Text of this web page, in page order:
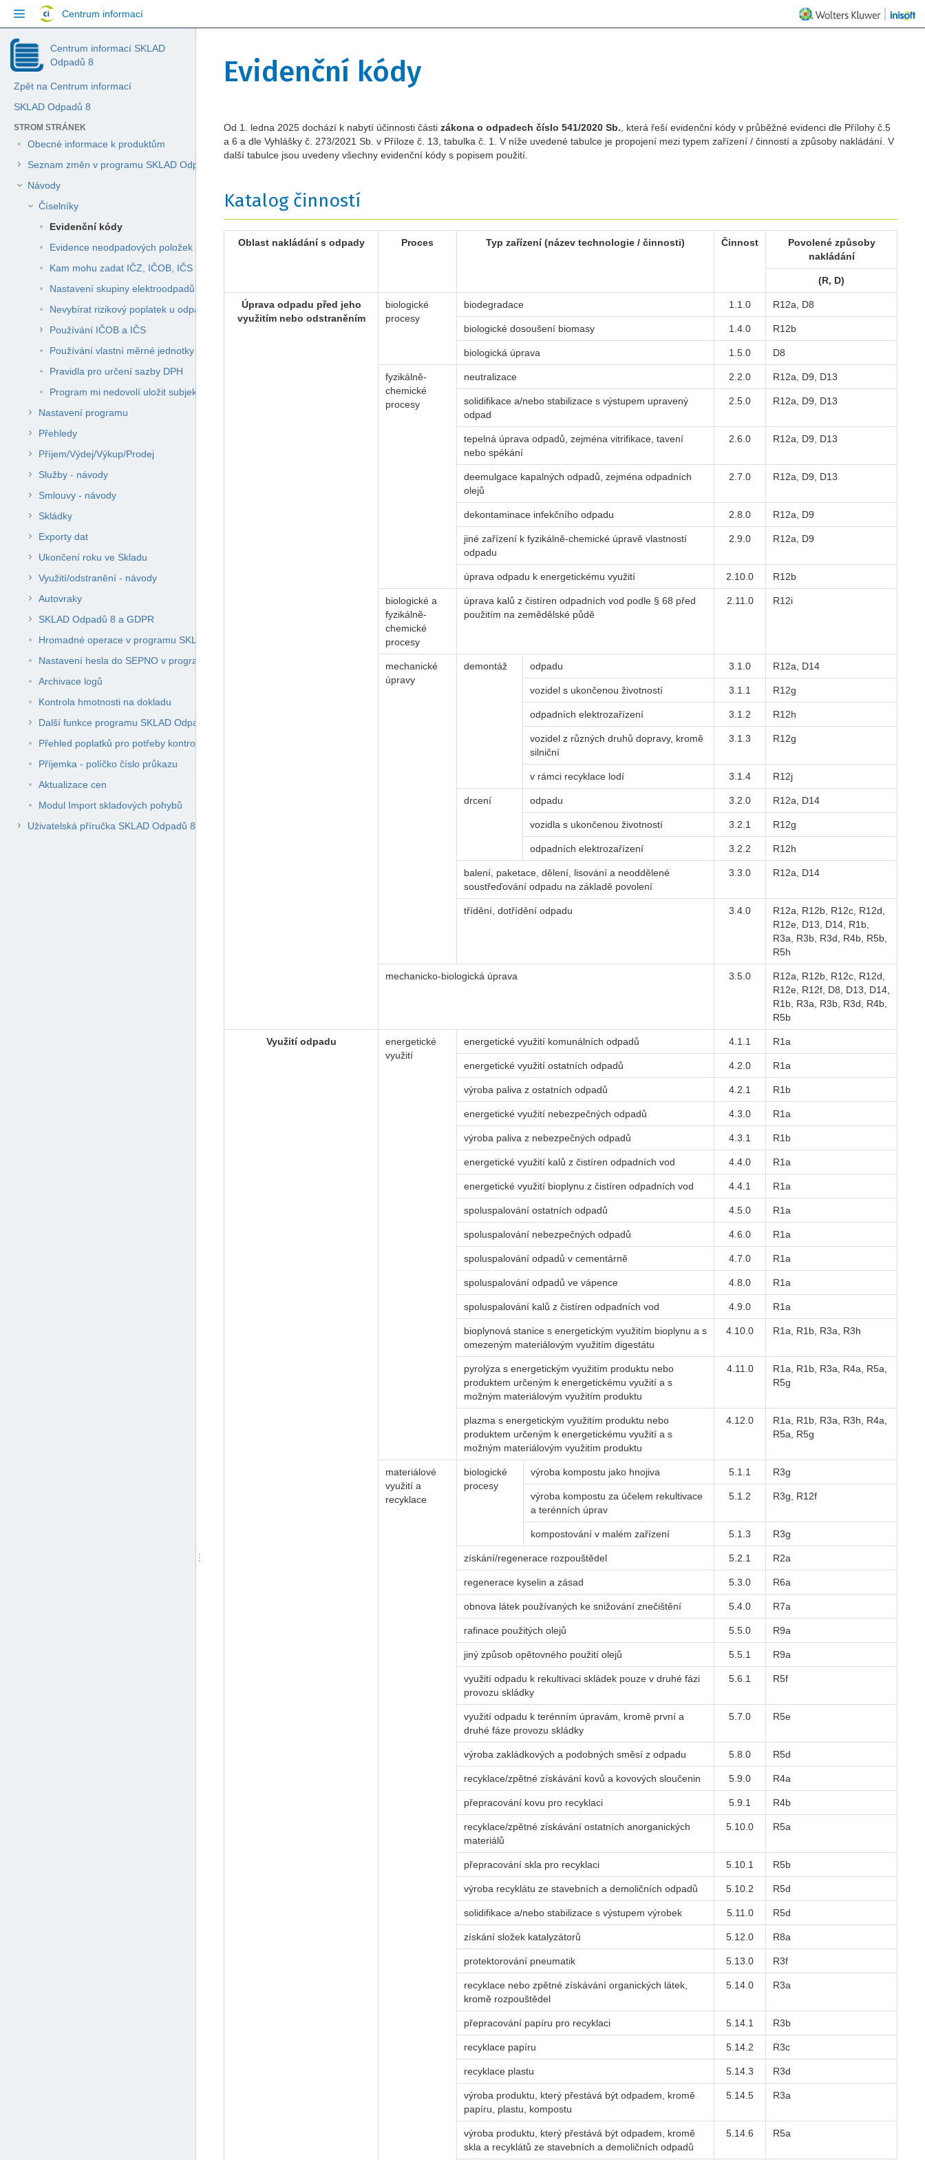
Skip
breadcrumbs
Přejít
menu
Přejít
Centrum informací
Centrum informací SKLAD
Odpadů 8
Zpět na Centrum informací
SKLAD Odpadů 8
STROM STRÁNEK
Obecné informace k produktům
Seznam změn v programu SKLAD Odpadů 8
Návody
Číselníky
Evidenční kódy
Evidence neodpadových položek
Kam mohu zadat IČZ, IČOB, IČS či IČP a kde všude se budou používat?
Nastavení skupiny elektroodpadů dle platné legislativy
Nevybírat rizikový poplatek u odpadů z azbestu
Používání IČOB a IČS
Používání vlastní měrné jednotky
Pravidla pro určení sazby DPH
Program mi nedovolí uložit subjekt bez vyplněného DIČ.
Nastavení programu
Přehledy
Příjem/Výdej/Výkup/Prodej
Služby - návody
Smlouvy - návody
Skládky
Exporty dat
Ukončení roku ve Skladu
Využití/odstranění - návody
Autovraky
SKLAD Odpadů 8 a GDPR
Hromadné operace v programu SKLAD Odpadů 8
Nastavení hesla do SEPNO v programu SKLAD Odpadů 8
Archivace logů
Kontrola hmotnosti na dokladu
Další funkce programu SKLAD Odpadů 8
Přehled poplatků pro potřeby kontroly SFŽP
Příjemka - políčko číslo průkazu
Aktualizace cen
Modul Import skladových pohybů
Uživatelská příručka SKLAD Odpadů 8
konec
banneru
začátek
banneru
Evidenční kódy
Přejít
na
konec
Přejít
na
začátek
Od 1. ledna 2025 dochází k nabytí účinnosti části zákona o odpadech číslo 541/2020 Sb. , která řeší evidenční kódy v průběžné evidenci dle Přílohy č.5
a 6 a dle Vyhlášky č. 273/2021 Sb. v Příloze č. 13, tabulka č. 1. V níže uvedené tabulce je propojení mezi typem zařízení / činností a způsoby nakládání. V
další tabulce jsou uvedeny všechny evidenční kódy s popisem použití.
Katalog činností
Oblast nakládání s odpady Proces Typ zařízení (název technologie / činnosti) Činnost
Povolené způsoby
nakládání
(R, D)
Úprava odpadu před jeho
využitím nebo odstraněním
biologické
procesy
biodegradace 1.1.0 R12a, D8
biologické dosoušení biomasy 1.4.0 R12b
biologická úprava 1.5.0 D8
fyzikálně-
chemické
procesy
neutralizace 2.2.0 R12a, D9, D13
solidifikace a/nebo stabilizace s výstupem upravený
odpad
2.5.0 R12a, D9, D13
tepelná úprava odpadů, zejména vitrifikace, tavení
nebo spékání
2.6.0 R12a, D9, D13
deemulgace kapalných odpadů, zejména odpadních
olejů
2.7.0 R12a, D9, D13
dekontaminace infekčního odpadu 2.8.0 R12a, D9
jiné zařízení k fyzikálně-chemické úpravě vlastností
odpadu
2.9.0 R12a, D9
úprava odpadu k energetickému využití 2.10.0 R12b
biologické a
fyzikálně-
chemické
procesy
úprava kalů z čistíren odpadních vod podle § 68 před
použitím na zemědělské půdě
2.11.0 R12i
mechanické
úpravy
demontáž odpadu 3.1.0 R12a, D14
vozidel s ukončenou životností 3.1.1 R12g
odpadních elektrozařízení 3.1.2 R12h
vozidel z různých druhů dopravy, kromě
silniční
3.1.3 R12g
v rámci recyklace lodí 3.1.4 R12j
drcení odpadu 3.2.0 R12a, D14
vozidla s ukončenou životností 3.2.1 R12g
odpadních elektrozařízení 3.2.2 R12h
balení, paketace, dělení, lisování a neoddělené
soustřeďování odpadu na základě povolení
3.3.0 R12a, D14
třídění, dotřídění odpadu 3.4.0
R12a, R12b, R12c, R12d,
R12e, D13, D14, R1b,
R3a, R3b, R3d, R4b, R5b,
R5h
mechanicko-biologická úprava 3.5.0
R12a, R12b, R12c, R12d,
R12e, R12f, D8, D13, D14,
R1b, R3a, R3b, R3d, R4b,
R5b
Využití odpadu
energetické
využití
energetické využití komunálních odpadů 4.1.1 R1a
energetické využití ostatních odpadů 4.2.0 R1a
výroba paliva z ostatních odpadů 4.2.1 R1b
energetické využití nebezpečných odpadů 4.3.0 R1a
výroba paliva z nebezpečných odpadů 4.3.1 R1b
energetické využití kalů z čistíren odpadních vod 4.4.0 R1a
energetické využití bioplynu z čistíren odpadních vod 4.4.1 R1a
spoluspalování ostatních odpadů 4.5.0 R1a
spoluspalování nebezpečných odpadů 4.6.0 R1a
spoluspalování odpadů v cementárně 4.7.0 R1a
spoluspalování odpadů ve vápence 4.8.0 R1a
spoluspalování kalů z čistíren odpadních vod 4.9.0 R1a
bioplynová stanice s energetickým využitím bioplynu a s
omezeným materiálovým využitím digestátu
4.10.0 R1a, R1b, R3a, R3h
pyrolýza s energetickým využitím produktu nebo
produktem určeným k energetickému využití a s
možným materiálovým využitím produktu
4.11.0
R1a, R1b, R3a, R4a, R5a,
R5g
plazma s energetickým využitím produktu nebo
produktem určeným k energetickému využití a s
možným materiálovým využitím produktu
4.12.0
R1a, R1b, R3a, R3h, R4a,
R5a, R5g
materiálové
využití a
recyklace
biologické
procesy
výroba kompostu jako hnojiva 5.1.1 R3g
výroba kompostu za účelem rekultivace
a terénních úprav
5.1.2 R3g, R12f
kompostování v malém zařízení 5.1.3 R3g
získání/regenerace rozpouštědel 5.2.1 R2a
regenerace kyselin a zásad 5.3.0 R6a
obnova látek používaných ke snižování znečištění 5.4.0 R7a
rafinace použitých olejů 5.5.0 R9a
jiný způsob opětovného použití olejů 5.5.1 R9a
využití odpadu k rekultivaci skládek pouze v druhé fázi
provozu skládky
5.6.1 R5f
využití odpadu k terénním úpravám, kromě první a
druhé fáze provozu skládky
5.7.0 R5e
výroba zakládkových a podobných směsí z odpadu 5.8.0 R5d
recyklace/zpětné získávání kovů a kovových sloučenin 5.9.0 R4a
přepracování kovu pro recyklaci 5.9.1 R4b
recyklace/zpětné získávání ostatních anorganických
materiálů
5.10.0 R5a
přepracování skla pro recyklaci 5.10.1 R5b
výroba recyklátu ze stavebních a demoličních odpadů 5.10.2 R5d
solidifikace a/nebo stabilizace s výstupem výrobek 5.11.0 R5d
získání složek katalyzátorů 5.12.0 R8a
protektorování pneumatik 5.13.0 R3f
recyklace nebo zpětné získávání organických látek,
kromě rozpouštědel
5.14.0 R3a
přepracování papíru pro recyklaci 5.14.1 R3b
recyklace papíru 5.14.2 R3c
recyklace plastu 5.14.3 R3d
výroba produktu, který přestává být odpadem, kromě
papíru, plastu, kompostu
5.14.5 R3a
výroba produktu, který přestává být odpadem, kromě
skla a recyklátů ze stavebních a demoličních odpadů
5.14.6 R5a